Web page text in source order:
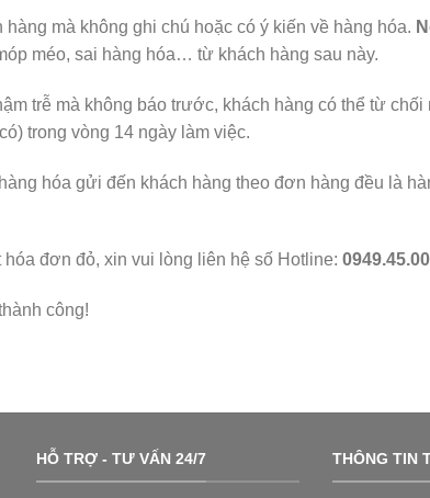
mà không ghi chú hoặc có ý kiến về hàng hóa.
méo, sai hàng hóa… từ khách hàng sau này.
trễ mà không báo trước, khách hàng có thể từ chối
trong vòng 14 ngày làm việc.
hóa gửi đến khách hàng theo đơn hàng đều là
đơn đỏ, xin vui lòng liên hệ số Hotline:
công!
HỖ TRỢ - TƯ VẤN 24/7 THÔNG TIN